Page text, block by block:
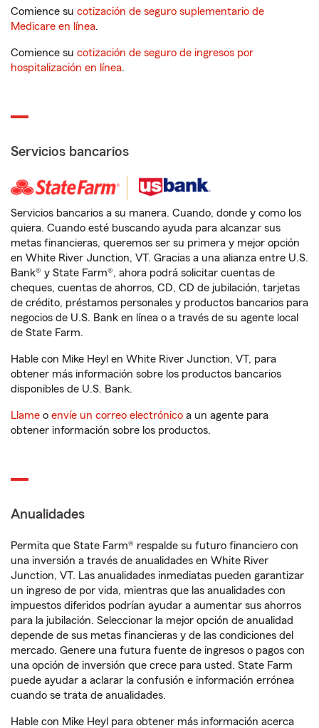
Comience su cotización de seguro suplementario de
Medicare en línea.
Comience su cotización de seguro de ingresos por
hospitalización en línea.
Servicios bancarios
Servicios bancarios a su manera. Cuando, donde y como los
quiera. Cuando esté buscando ayuda para alcanzar sus
metas financieras, queremos ser su primera y mejor opción
en White River Junction, VT. Gracias a una alianza entre U.S.
Bank® y State Farm®, ahora podrá solicitar cuentas de
cheques, cuentas de ahorros, CD, CD de jubilación, tarjetas
de crédito, préstamos personales y productos bancarios para
negocios de U.S. Bank en línea o a través de su agente local
de State Farm.
Hable con Mike Heyl en White River Junction, VT, para
obtener más información sobre los productos bancarios
disponibles de U.S. Bank.
Llame o envíe un correo electrónico a un agente para
obtener información sobre los productos.
Anualidades
Permita que State Farm® respalde su futuro financiero con
una inversión a través de anualidades en White River
Junction, VT. Las anualidades inmediatas pueden garantizar
un ingreso de por vida, mientras que las anualidades con
impuestos diferidos podrían ayudar a aumentar sus ahorros
para la jubilación. Seleccionar la mejor opción de anualidad
depende de sus metas financieras y de las condiciones del
mercado. Genere una futura fuente de ingresos o pagos con
una opción de inversión que crece para usted. State Farm
puede ayudar a aclarar la confusión e información errónea
cuando se trata de anualidades.
Hable con Mike Heyl para obtener más información acerca